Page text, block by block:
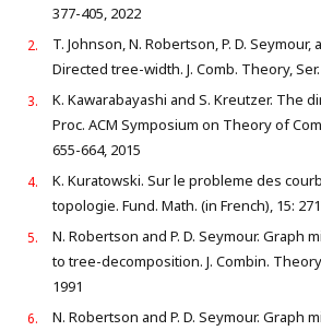
377-405, 2022
T. Johnson, N. Robertson, P. D. Seymour,
Directed tree-width. J. Comb. Theory, Ser.
K. Kawarabayashi and S. Kreutzer. The
Proc. ACM Symposium on Theory of
655-664, 2015
K. Kuratowski. Sur le probleme des
topologie. Fund. Math. (in French), 15:
N. Robertson and P. D. Seymour. Graph
to tree-decomposition. J. Combin. Theory
1991
N. Robertson and P. D. Seymour. Graph